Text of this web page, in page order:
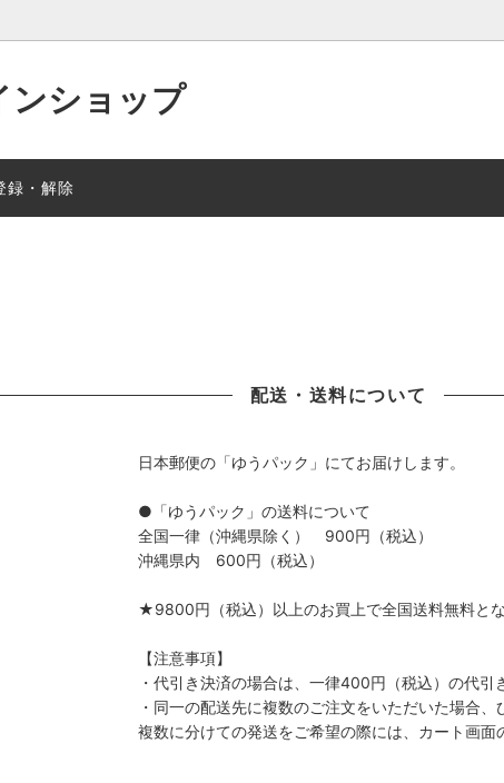
ンショップ
録・解除
配送・送料について
日本郵便の「ゆうパック」にてお届けします。
●「ゆうパック」の送料について
全国一律（沖縄県除く） 900円（税込）
沖縄県内 600円（税込）
★9800円（税込）以上のお買上で全国送料無料とな
【注意事項】
・代引き決済の場合は、一律400円（税込）の代引
・同一の配送先に複数のご注文をいただいた場合
複数に分けての発送をご希望の際には、カート画面